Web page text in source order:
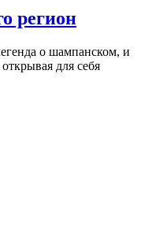
регион
о шампанском, и
для себя